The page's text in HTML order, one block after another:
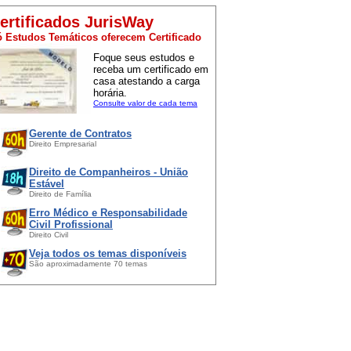
JurisWay
Estudos Temáticos oferecem Certificado
Foque seus estudos e
receba um certificado em
casa atestando a carga
horária.
Consulte valor de cada tema
Gerente de Contratos
Direito Empresarial
Direito de Companheiros - União
Estável
Direito de Família
Erro Médico e Responsabilidade
Civil Profissional
Direito Civil
Veja todos os temas disponíveis
São aproximadamente 70 temas